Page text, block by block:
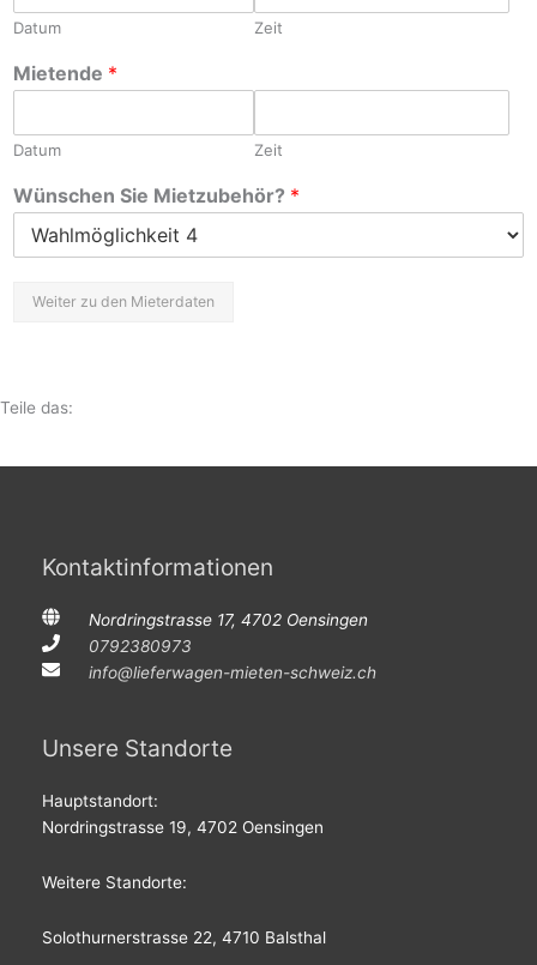
Datum Zeit
Mietende *
Datum Zeit
Wünschen Sie Mietzubehör? *
Weiter zu den Mieterdaten
Teile das:
Kontaktinformationen
Nordringstrasse 17, 4702 Oensingen
0792380973
info@lieferwagen-mieten-schweiz.ch
Unsere Standorte
Hauptstandort:
Nordringstrasse 19, 4702 Oensingen
Weitere Standorte:
Solothurnerstrasse 22, 4710 Balsthal